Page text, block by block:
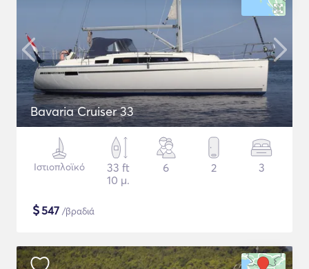
Bavaria Cruiser 33
Ιστιοπλοϊκό
33 ft
10 μ.
6 2 3
$547 /βραδιά